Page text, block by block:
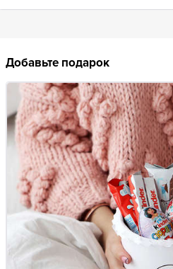
Добавьте подарок